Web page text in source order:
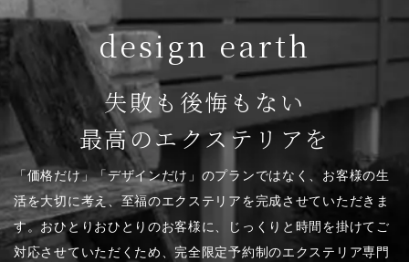
design earth
失敗も後悔もない
最高のエクステリアを
「価格だけ」「デザインだけ」のプランではなく、お客様の生
活を大切に考え、至福のエクステリアを完成させていただきま
す。おひとりおひとりのお客様に、じっくりと時間を掛けてご
対応させていただくため、完全限定予約制のエクステリア専門